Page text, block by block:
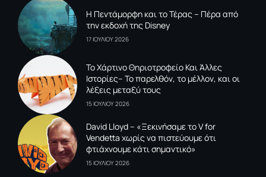
Η Πεντάμορφη και το Τέρας – Πέρα από
την εκδοχή της Disney
17 ΙΟΥΛΙΟΥ 2026
To Xάρτινο Θηριοτροφείο Και Άλλες
Ιστορίες– Το παρελθόν, το μέλλον, και οι
λέξεις μεταξύ τους
15 ΙΟΥΛΙΟΥ 2026
David Lloyd – «Ξεκινήσαμε το V for
Vendetta χωρίς να πιστεύουμε ότι
φτιάχνουμε κάτι σημαντικό»
15 ΙΟΥΛΙΟΥ 2026